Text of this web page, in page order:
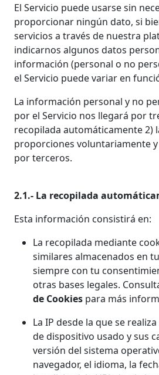
MI CUENTA
El Servicio puede usarse sin
proporcionar ningún dato, si
servicios a través de nuestra
indicarnos algunos datos
información (personal o no
el Servicio puede variar en
La información personal y no
por el Servicio nos llegará por
recopilada automáticamente 2)
proporciones voluntariamente
por terceros.
2.1.- La recopilada
Esta información consistirá en:
La recopilada mediante
similares almacenados en
siempre con tu
otras bases legales.
de Cookies para más
La IP desde la que se
de dispositivo usado y sus
versión del sistema
navegador, el idioma, la